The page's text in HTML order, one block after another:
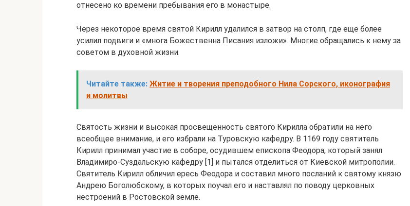
отнесено ко времени пребывания его в монастыре.
Через некоторое время святой Кирилл удалился в затвор на столп, где еще более
усилил подвиги и «многа Божественна Писания изложи». Многие обращались к нему за
советом в духовной жизни.
Читайте также: Житие и творения преподобного Нила Сорского, иконография
и молитвы
Святость жизни и высокая просвещенность святого Кирилла обратили на него
всеобщее внимание, и его избрали на Туровскую кафедру. В 1169 году святитель
Кирилл принимал участие в соборе, осудившем епископа Феодора, который занял
Владимиро-Суздальскую кафедру [1] и пытался отделиться от Киевской митрополии.
Святитель Кирилл обличил ересь Феодора и составил много посланий к святому князю
Андрею Боголюбскому, в которых поучал его и наставлял по поводу церковных
нестроений в Ростовской земле.